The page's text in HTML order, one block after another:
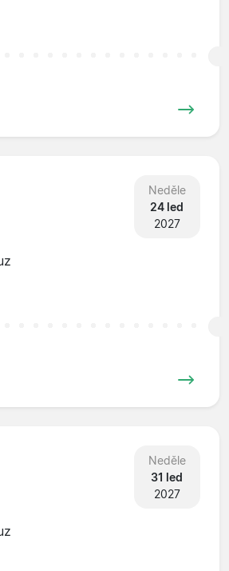
Neděle
24 led
2027
Neděle
31 led
2027